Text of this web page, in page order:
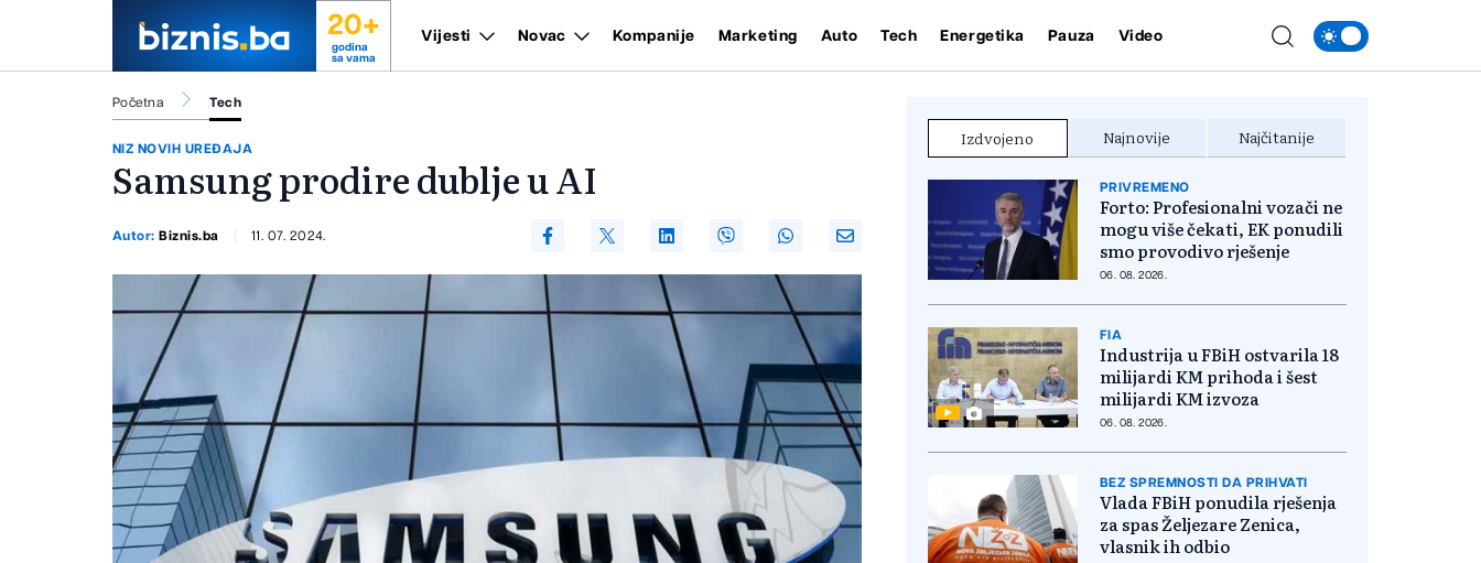
20+
godina
sa vama
Vijesti Novac Kompanije Marketing Auto Tech Energetika Pauza Video
Početna Tech
NIZ NOVIH UREĐAJA
Samsung prodire dublje u AI
Autor:Biznis.ba 11. 07. 2024.
Izdvojeno Najnovije Najčitanije
PRIVREMENO
Forto: Profesionalni vozači ne
mogu više čekati, EK ponudili
smo provodivo rješenje
06. 08. 2026.
FIA
Industrija u FBiH ostvarila 18
milijardi KM prihoda i šest
milijardi KM izvoza
06. 08. 2026.
BEZ SPREMNOSTI DA PRIHVATI
Vlada FBiH ponudila rješenja
za spas Željezare Zenica,
vlasnik ih odbio